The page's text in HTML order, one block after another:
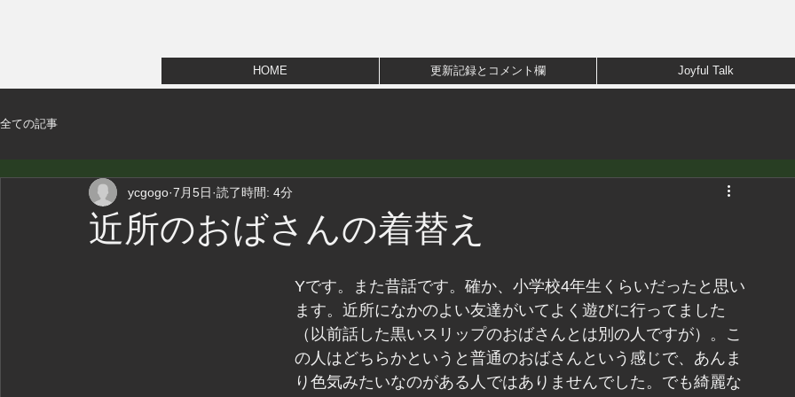
HOME 更新記録とコメント欄 Joyful Talk
全ての記事
近所のおばさんの着替え
ycgogo 7月5日 読了時間: 4分
Yです。また昔話です。確か、小学校4年生くらいだったと思い
ます。近所になかのよい友達がいてよく遊びに行ってました
（以前話した黒いスリップのおばさんとは別の人ですが）。こ
の人はどちらかというと普通のおばさんという感じで、あんま
り色気みたいなのがある人ではありませんでした。でも綺麗な